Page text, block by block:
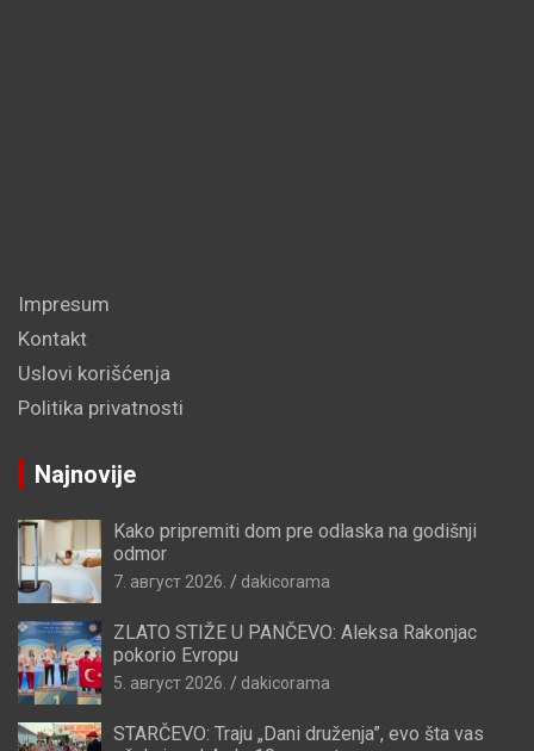
Impresum
Kontakt
Uslovi korišćenja
Politika privatnosti
Najnovije
Kako pripremiti dom pre odlaska na godišnji
odmor
7. август 2026. dakicorama
ZLATO STIŽE U PANČEVO: Aleksa Rakonjac
pokorio Evropu
5. август 2026. dakicorama
STARČEVO: Traju „Dani druženja”, evo šta vas